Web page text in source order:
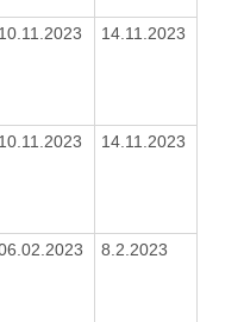
10.11.2023 14.11.2023
10.11.2023 14.11.2023
8.2.2023